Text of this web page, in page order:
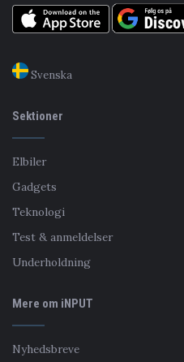
Svenska
Sektioner
Elbiler
Gadgets
Teknologi
Test & anmeldelser
Underholdning
Mere om iNPUT
Nyhedsbreve